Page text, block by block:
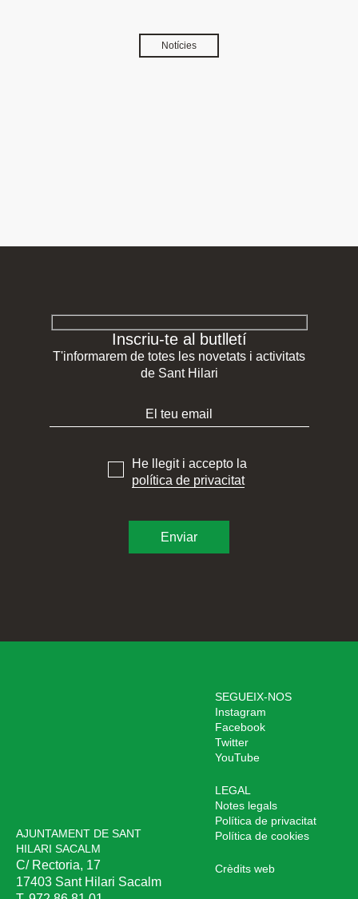
Notícies
Inscriu-te al butlletí
T'informarem de totes les novetats i activitats
de Sant Hilari
He llegit i accepto la
política de privacitat
AJUNTAMENT DE SANT
HILARI SACALM
C/ Rectoria, 17
17403 Sant Hilari Sacalm
SEGUEIX-NOS
Instagram
Facebook
Twitter
YouTube
LEGAL
Notes legals
Política de privacitat
Política de cookies
Crèdits web